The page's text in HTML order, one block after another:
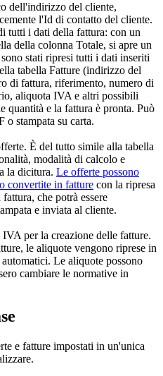
dell'indirizzo del cliente,
l'Id di contatto del cliente.
tutti i dati della fattura: con un
della colonna Totale, si apre un
stati ripresi tutti i dati inseriti
tabella Fatture (indirizzo del
di fattura, riferimento, numero di
aliquota IVA e altri possibili
quantità e la fattura è pronta. Può
o stampata su carta.
È del tutto simile alla tabella
modalità di calcolo e
la dicitura. Le offerte possono
convertite in fatture con la ripresa
che potrà essere
e inviata al cliente.
per la creazione delle fatture.
le aliquote vengono riprese in
Le aliquote possono
cambiare le normative in
e fatture impostati in un'unica